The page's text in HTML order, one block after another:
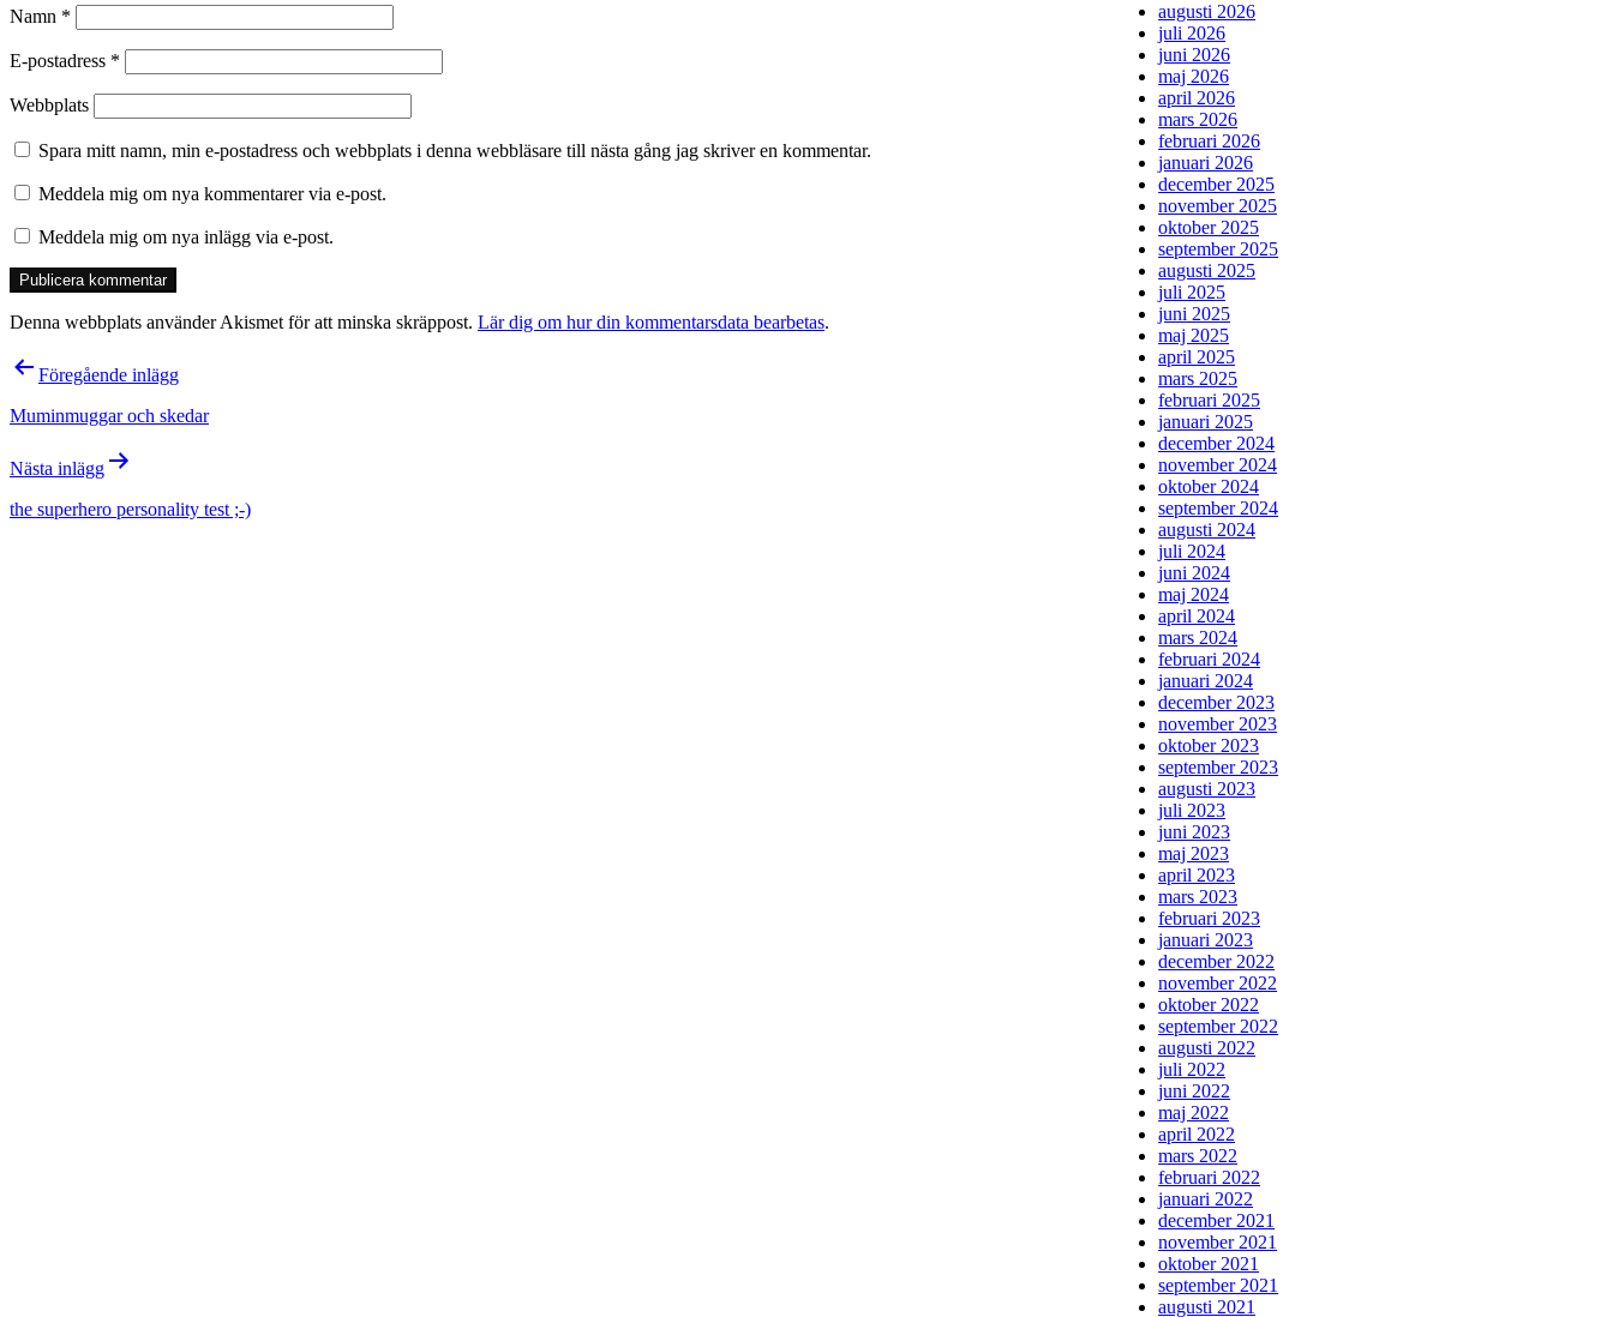
Namn *
E-postadress *
Webbplats
Spara mitt namn, min e-postadress och webbplats i denna webbläsare till nästa gång jag skriver en kommentar.
Meddela mig om nya kommentarer via e-post.
Meddela mig om nya inlägg via e-post.
Denna webbplats använder Akismet för att minska skräppost. Lär dig om hur din kommentarsdata bearbetas.
Inläggsnavigering
Föregående inlägg
Muminmuggar och skedar
Nästa inlägg
the superhero personality test ;-)
augusti 2026
juli 2026
juni 2026
maj 2026
april 2026
mars 2026
februari 2026
januari 2026
december 2025
november 2025
oktober 2025
september 2025
augusti 2025
juli 2025
juni 2025
maj 2025
april 2025
mars 2025
februari 2025
januari 2025
december 2024
november 2024
oktober 2024
september 2024
augusti 2024
juli 2024
juni 2024
maj 2024
april 2024
mars 2024
februari 2024
januari 2024
december 2023
november 2023
oktober 2023
september 2023
augusti 2023
juli 2023
juni 2023
maj 2023
april 2023
mars 2023
februari 2023
januari 2023
december 2022
november 2022
oktober 2022
september 2022
augusti 2022
juli 2022
juni 2022
maj 2022
april 2022
mars 2022
februari 2022
januari 2022
december 2021
november 2021
oktober 2021
september 2021
augusti 2021